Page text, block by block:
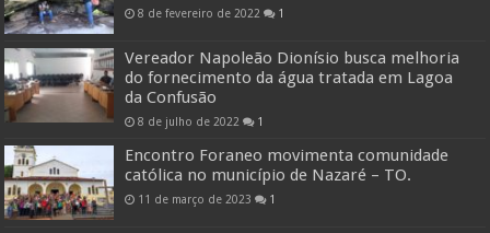
8 de fevereiro de 2022 1
Vereador Napoleão Dionísio busca melhoria
do fornecimento da água tratada em Lagoa
da Confusão
8 de julho de 2022 1
Encontro Foraneo movimenta comunidade
católica no município de Nazaré – TO.
11 de março de 2023 1